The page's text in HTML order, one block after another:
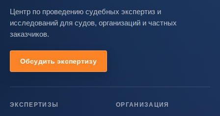
Центр по проведению судебных экспертиз и
исследований для судов, организаций и частных
заказчиков.
Обсудить экспертизу
ЭКСПЕРТИЗЫ ОРГАНИЗАЦИЯ